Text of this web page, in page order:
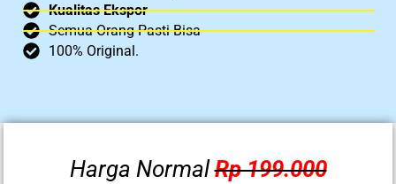
Kualitas Ekspor
Semua Orang Pasti Bisa
100% Original.
Harga NormalRp 199.000